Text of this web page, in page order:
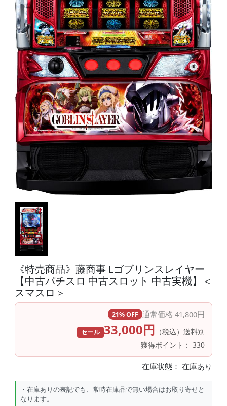
《特売商品》藤商事 Lゴブリンスレイヤー
【中古パチスロ 中古スロット 中古実機】＜
スマスロ＞
21% OFF 通常価格41,800円
セール 33,000円 （税込）送料別
獲得ポイント： 330
在庫状態：在庫あり
・在庫ありの表記でも、常時在庫品で無い場合はお取り寄せと
なります。